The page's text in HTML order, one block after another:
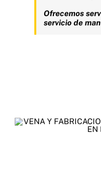
Ofrecemos
servicio de